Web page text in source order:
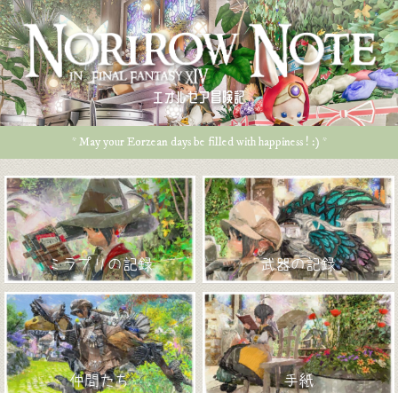
エオルゼア冒険記
* May your Eorzean days be filled with happiness ! :) *
ミラプリの記録 武器の記録
仲間たち 手紙